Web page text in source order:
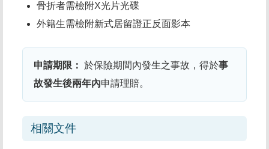
骨折者需檢附X光片光碟
外籍生需檢附新式居留證正反面影本
申請期限： 於保險期間內發生之事故，得於事
故發生後兩年內申請理賠。
相關文件